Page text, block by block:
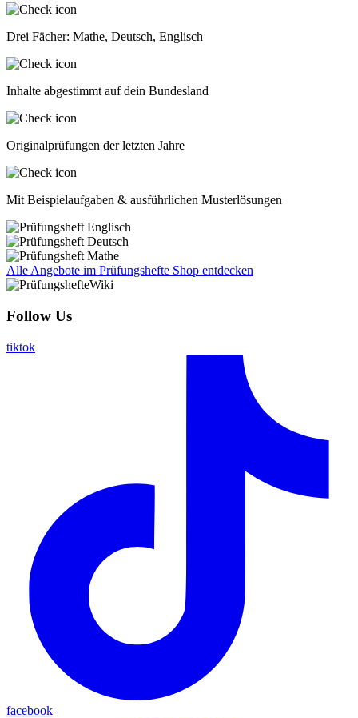
Drei Fächer: Mathe, Deutsch, Englisch
Inhalte abgestimmt auf dein Bundesland
Originalprüfungen der letzten Jahre
Mit Beispielaufgaben & ausführlichen Musterlösungen
Alle Angebote im Prüfungshefte Shop entdecken
Follow Us
tiktok
facebook